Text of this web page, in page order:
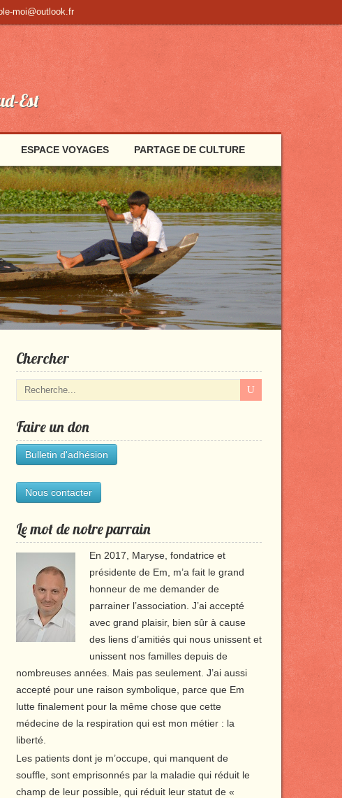
moi@outlook.fr
Est
ESPACE VOYAGES PARTAGE DE CULTURE
Chercher
Faire un don
Bulletin d'adhésion
Nous contacter
Le mot de notre parrain
En 2017, Maryse, fondatrice et
présidente de Em, m’a fait le grand
honneur de me demander de
parrainer l’association. J’ai accepté
avec grand plaisir, bien sûr à cause
des liens d’amitiés qui nous unissent et
unissent nos familles depuis de
nombreuses années. Mais pas seulement. J’ai aussi
accepté pour une raison symbolique, parce que Em
lutte finalement pour la même chose que cette
médecine de la respiration qui est mon métier : la
liberté.
Les patients dont je m’occupe, qui manquent de
souffle, sont emprisonnés par la maladie qui réduit le
champ de leur possible, qui réduit leur statut de «